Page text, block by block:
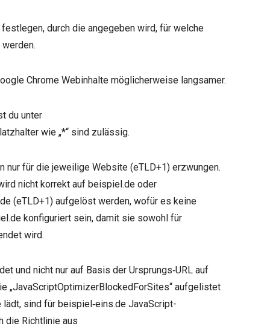
durch die angegeben wird, für welche
Chrome Webinhalte möglicherweise langsamer.
du unter
wie „*“ sind zulässig.
nur für die jeweilige Website (eTLD+1) erzwungen.
nicht korrekt auf beispiel.de oder
(eTLD+1) aufgelöst werden, wofür es keine
konfiguriert sein, damit sie sowohl für
wird.
und nicht nur auf Basis der Ursprungs‑URL auf
„JavaScriptOptimizerBlockedForSites“ aufgelistet
sind für beispiel‑eins.de JavaScript-
die Richtlinie aus